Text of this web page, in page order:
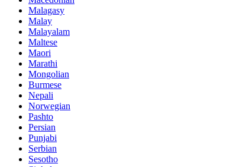
Malagasy
Malay
Malayalam
Maltese
Maori
Marathi
Mongolian
Burmese
Nepali
Norwegian
Pashto
Persian
Punjabi
Serbian
Sesotho